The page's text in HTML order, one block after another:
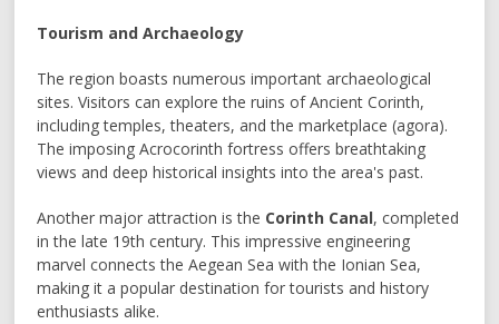
Tourism and Archaeology
The region boasts numerous important archaeological
sites. Visitors can explore the ruins of Ancient Corinth,
including temples, theaters, and the marketplace (agora).
The imposing Acrocorinth fortress offers breathtaking
views and deep historical insights into the area's past.
Another major attraction is the Corinth Canal, completed
in the late 19th century. This impressive engineering
marvel connects the Aegean Sea with the Ionian Sea,
making it a popular destination for tourists and history
enthusiasts alike.